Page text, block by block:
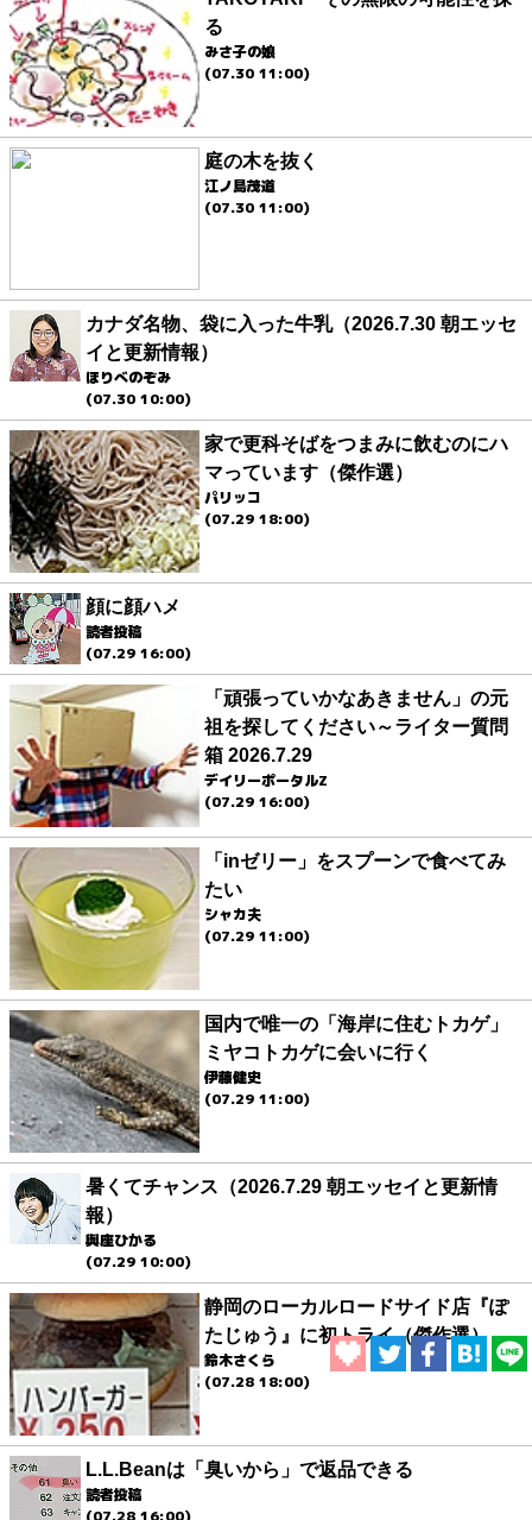
る
みさ子の娘
(07.30 11:00)
庭の木を抜く
江ノ島茂道
(07.30 11:00)
カナダ名物、袋に入った牛乳（2026.7.30 朝エッセ
イと更新情報）
ほりべのぞみ
(07.30 10:00)
家で更科そばをつまみに飲むのにハ
マっています（傑作選）
パリッコ
(07.29 18:00)
顔に顔ハメ
読者投稿
(07.29 16:00)
「頑張っていかなあきません」の元
祖を探してください～ライター質問
箱 2026.7.29
デイリーポータルZ
(07.29 16:00)
「inゼリー」をスプーンで食べてみ
たい
シャカ夫
(07.29 11:00)
国内で唯一の「海岸に住むトカゲ」
ミヤコトカゲに会いに行く
伊藤健史
(07.29 11:00)
暑くてチャンス（2026.7.29 朝エッセイと更新情
報）
與座ひかる
(07.29 10:00)
静岡のローカルロードサイド店『ぽ
たじゅう』に初トライ（傑作選）
鈴木さくら
(07.28 18:00)
L.L.Beanは「臭いから」で返品できる
読者投稿